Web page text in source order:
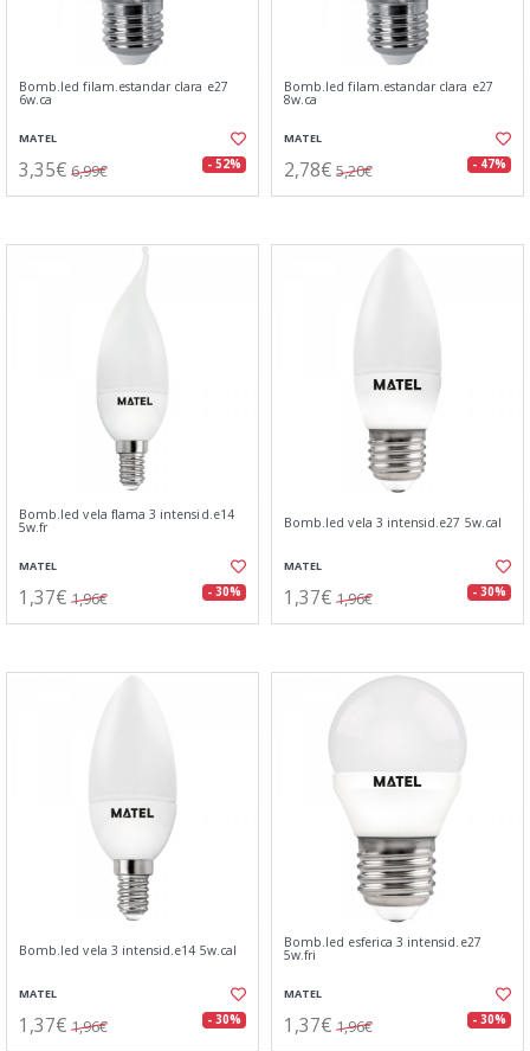
Bomb.led filam.estandar clara e27
6w.ca
MATEL
3,35€ 6,99€ - 52%
Bomb.led filam.estandar clara e27
8w.ca
MATEL
2,78€ 5,20€ - 47%
Bomb.led vela flama 3 intensid.e14
5w.fr
MATEL
1,37€ 1,96€ - 30%
Bomb.led vela 3 intensid.e27 5w.cal
MATEL
1,37€ 1,96€ - 30%
Bomb.led vela 3 intensid.e14 5w.cal
MATEL
1,37€ 1,96€ - 30%
Bomb.led esferica 3 intensid.e27
5w.fri
MATEL
1,37€ 1,96€ - 30%